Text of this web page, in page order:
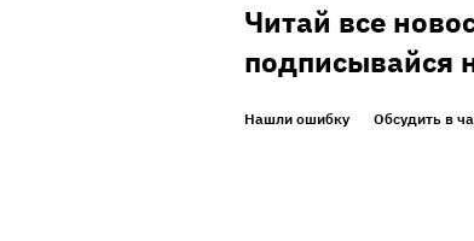
Читай все
подписывайся
Нашли ошибку Обсудить в